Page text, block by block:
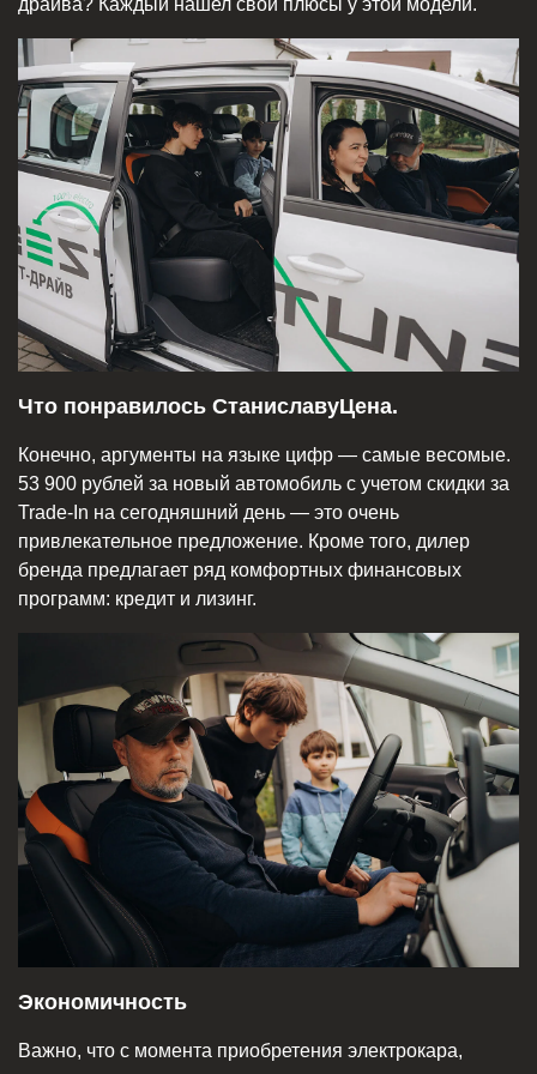
Что понравилось СтаниславуЦена.
Конечно, аргументы на языке цифр — самые весомые.
53 900 рублей за новый автомобиль с учетом скидки за
Trade-In на сегодняшний день — это очень
привлекательное предложение. Кроме того, дилер
бренда предлагает ряд комфортных финансовых
программ: кредит и лизинг.
Экономичность
Важно, что с момента приобретения электрокара,